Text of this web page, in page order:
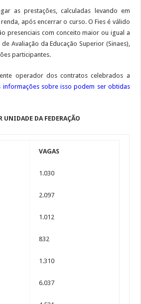
as prestações, calculadas levando em
após encerrar o curso. O Fies é válido
presenciais com conceito maior ou igual a
Avaliação da Educação Superior (Sinaes),
participantes.
operador dos contratos celebrados a
informações sobre isso podem ser obtidas
UNIDADE DA FEDERAÇÃO
VAGAS
1.030
2.097
1.012
832
1.310
6.037